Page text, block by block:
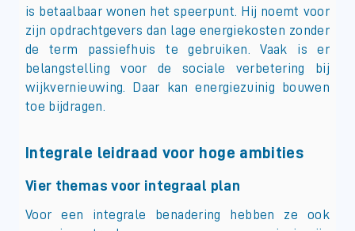
is betaalbaar wonen het speerpunt. Hij noemt voor
zijn opdrachtgevers dan lage energiekosten zonder
de term passiefhuis te gebruiken. Vaak is er
belangstelling voor de sociale verbetering bij
wijkvernieuwing. Daar kan energiezuinig bouwen
toe bijdragen.
Integrale leidraad voor hoge ambities
Vier themas voor integraal plan
Voor een integrale benadering hebben ze ook